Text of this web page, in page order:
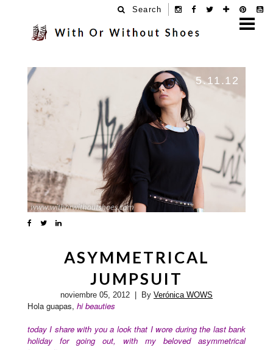
Search
5.11.12
ASYMMETRICAL
JUMPSUIT
noviembre 05, 2012 | By Verónica WOWS
Hola guapas, hi beauties
today I share with you a look that I wore during the last bank
holiday for going out, with my beloved asymmetrical